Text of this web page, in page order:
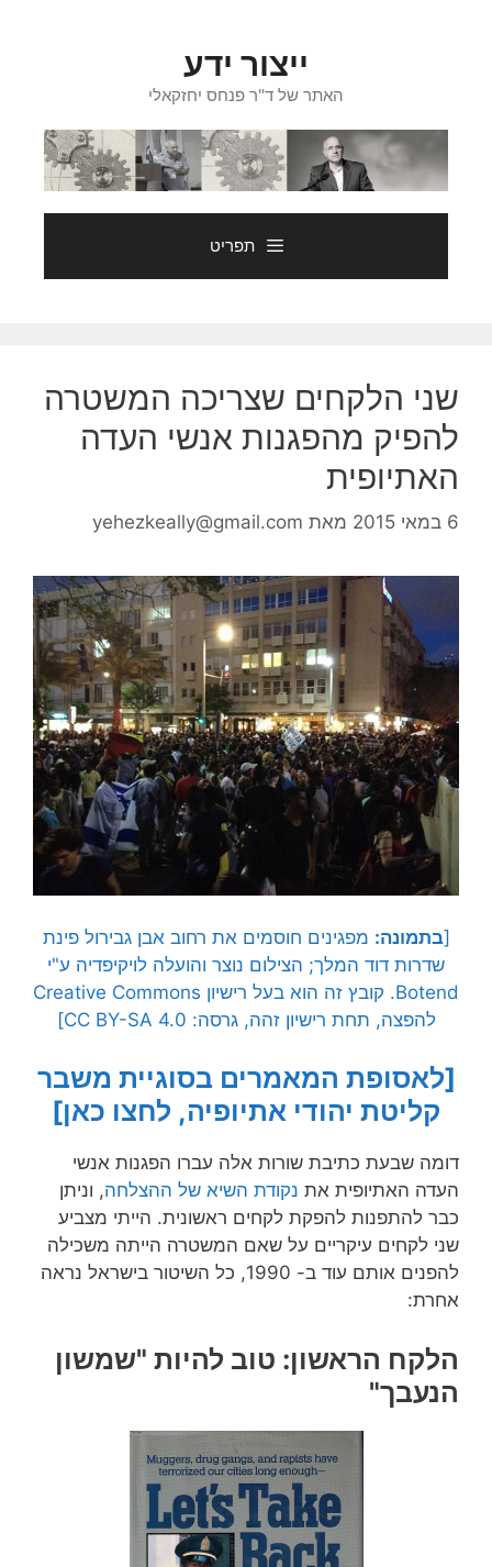
ייצור ידע
האתר של ד"ר פנחס יחזקאלי
תפריט
שני הלקחים שצריכה המשטרה
להפיק מהפגנות אנשי העדה
האתיופית
6 במאי 2015 מאת yehezkeally@gmail.com
[בתמונה: מפגינים חוסמים את רחוב אבן גבירול פינת
שדרות דוד המלך; הצילום נוצר והועלה לויקיפדיה ע"י
Botend. קובץ זה הוא בעל רישיון Creative Commons
להפצה, תחת רישיון זהה, גרסה: CC BY-SA 4.0]
[לאסופת המאמרים בסוגיית משבר
קליטת יהודי אתיופיה, לחצו כאן]
דומה שבעת כתיבת שורות אלה עברו הפגנות אנשי
העדה האתיופית את נקודת השיא של ההצלחה, וניתן
כבר להתפנות להפקת לקחים ראשונית. הייתי מצביע
שני לקחים עיקריים על שאם המשטרה הייתה משכילה
להפנים אותם עוד ב- 1990, כל השיטור בישראל נראה
אחרת:
הלקח הראשון: טוב להיות "שמשון
הנעבך"